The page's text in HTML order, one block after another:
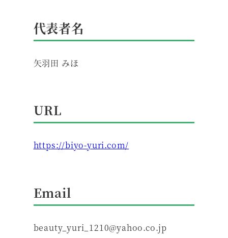
代表者名
矢羽田 みほ
URL
https://biyo-yuri.com/
Email
beauty_yuri_1210@yahoo.co.jp